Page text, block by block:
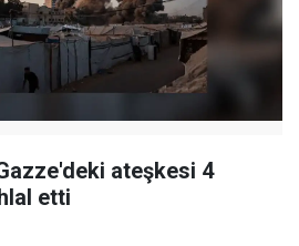
ateşkesi 4
etti